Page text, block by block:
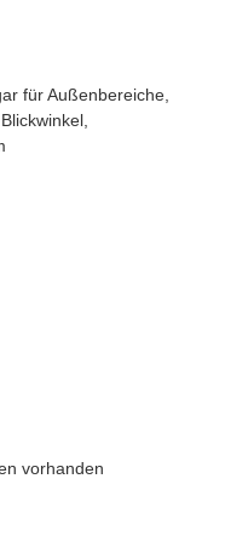
für Außenbereiche,
vorhanden